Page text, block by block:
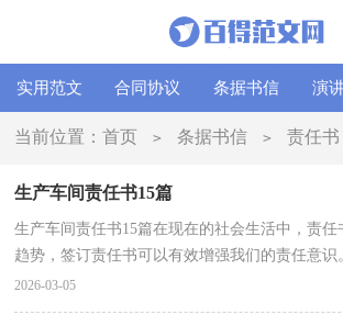
实用范文 合同协议 条据书信 演
当前位置：首页 > 条据书信 > 责任书
生产车间责任书15篇
生产车间责任书15篇在现在的社会生活中，责
趋势，签订责任书可以有效增强我们的责任意识
么制定责任书吗？以下是小编收集整理的生产车
2026-03-05